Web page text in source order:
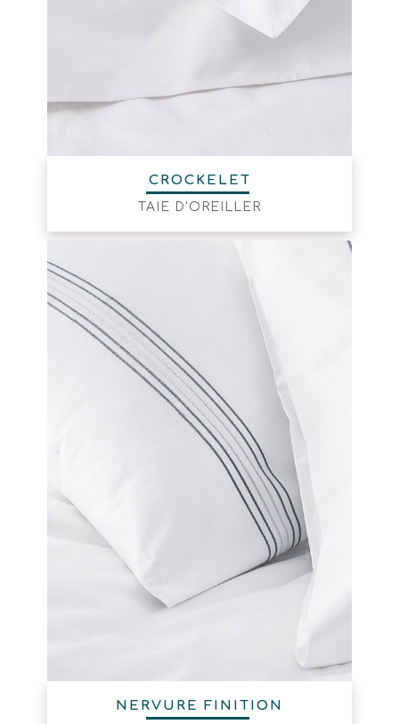
CROCKELET
TAIE D'OREILLER
NERVURE FINITION